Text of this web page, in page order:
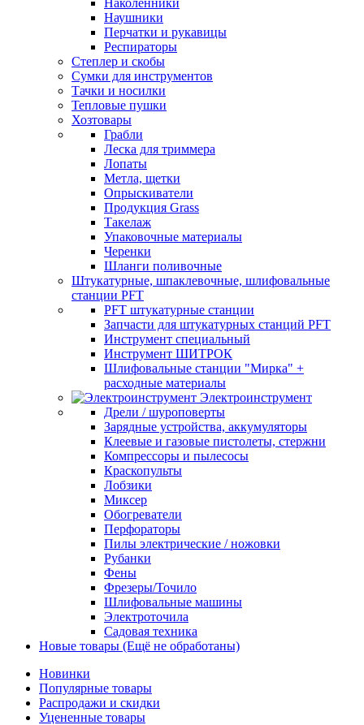
Наколенники
Наушники
Перчатки и рукавицы
Респираторы
Степлер и скобы
Сумки для инструментов
Тачки и носилки
Тепловые пушки
Хозтовары
Грабли
Леска для триммера
Лопаты
Метла, щетки
Опрыскиватели
Продукция Grass
Такелаж
Упаковочные материалы
Черенки
Шланги поливочные
Штукатурные, шпаклевочные, шлифовальные
станции PFT
PFT штукатурные станции
Запчасти для штукатурных станций PFT
Инструмент специальный
Инструмент ШИТРОК
Шлифовальные станции "Мирка" +
расходные материалы
Электроинструмент
Дрели / шуроповерты
Зарядные устройства, аккумуляторы
Клеевые и газовые пистолеты, стержни
Компрессоры и пылесосы
Краскопульты
Лобзики
Миксер
Обогреватели
Перфораторы
Пилы электрические / ножовки
Рубанки
Фены
Фрезеры/Точило
Шлифовальные машины
Электроточила
Садовая техника
Новые товары (Ещё не обработаны)
Новинки
Популярные товары
Распродажи и скидки
Уцененные товары